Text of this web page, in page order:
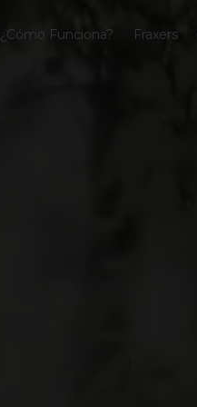
¿Cómo Funciona? Fraxers